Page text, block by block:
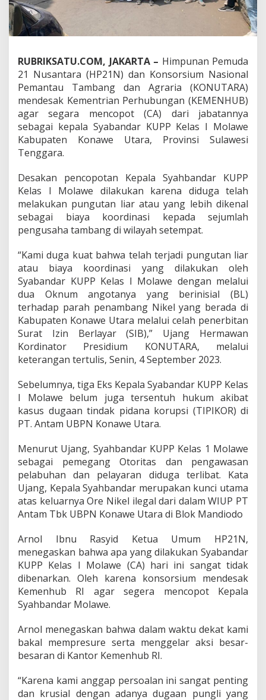
1
d
a
n
K
O
N
U
T
A
D
s
a
K
m
e
n
h
u
b
R
S
e
g
r
C
o
p
t
e
a
l
a
S
a
h
b
a
n
d
a
M
o
l
a
e
RUBRIKSATU.COM, JAKARTA – Himpunan Pemuda
21 Nusantara (HP21N) dan Konsorsium Nasional
Pemantau Tambang dan Agraria (KONUTARA)
mendesak Kementrian Perhubungan (KEMENHUB)
agar segara mencopot (CA) dari jabatannya
sebagai kepala Syabandar KUPP Kelas I Molawe
Kabupaten Konawe Utara, Provinsi Sulawesi
Tenggara.
Desakan pencopotan Kepala Syahbandar KUPP
Kelas I Molawe dilakukan karena diduga telah
melakukan pungutan liar atau yang lebih dikenal
sebagai biaya koordinasi kepada sejumlah
pengusaha tambang di wilayah setempat.
“Kami duga kuat bahwa telah terjadi pungutan liar
atau biaya koordinasi yang dilakukan oleh
Syabandar KUPP Kelas I Molawe dengan melalui
dua Oknum angotanya yang berinisial (BL)
terhadap parah penambang Nikel yang berada di
Kabupaten Konawe Utara melalui celah penerbitan
Surat Izin Berlayar (SIB),” Ujang Hermawan
Kordinator Presidium KONUTARA, melalui
keterangan tertulis, Senin, 4 September 2023.
Sebelumnya, tiga Eks Kepala Syabandar KUPP Kelas
I Molawe belum juga tersentuh hukum akibat
kasus dugaan tindak pidana korupsi (TIPIKOR) di
PT. Antam UBPN Konawe Utara.
Menurut Ujang, Syahbandar KUPP Kelas 1 Molawe
sebagai pemegang Otoritas dan pengawasan
pelabuhan dan pelayaran diduga terlibat. Kata
Ujang, Kepala Syahbandar merupakan kunci utama
atas keluarnya Ore Nikel ilegal dari dalam WIUP PT
Antam Tbk UBPN Konawe Utara di Blok Mandiodo
Arnol Ibnu Rasyid Ketua Umum HP21N,
menegaskan bahwa apa yang dilakukan Syabandar
KUPP Kelas I Molawe (CA) hari ini sangat tidak
dibenarkan. Oleh karena konsorsium mendesak
Kemenhub RI agar segera mencopot Kepala
Syahbandar Molawe.
Arnol menegaskan bahwa dalam waktu dekat kami
bakal mempresure serta menggelar aksi besar-
besaran di Kantor Kemenhub RI.
“Karena kami anggap persoalan ini sangat penting
dan krusial dengan adanya dugaan pungli yang